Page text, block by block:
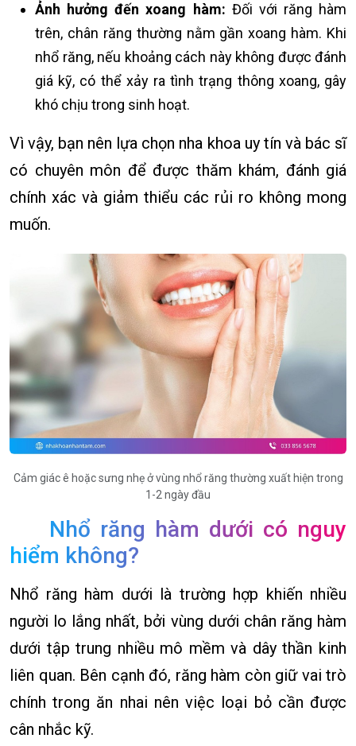
Ảnh hưởng đến xoang hàm: Đối với răng hàm
trên, chân răng thường nằm gần xoang hàm. Khi
nhổ răng, nếu khoảng cách này không được đánh
giá kỹ, có thể xảy ra tình trạng thông xoang, gây
khó chịu trong sinh hoạt.
Vì vậy, bạn nên lựa chọn nha khoa uy tín và bác sĩ
có chuyên môn để được thăm khám, đánh giá
chính xác và giảm thiểu các rủi ro không mong
muốn.
Cảm giác ê hoặc sưng nhẹ ở vùng nhổ răng thường xuất hiện trong
1-2 ngày đầu
Nhổ răng hàm dưới có nguy
hiểm không?
Nhổ răng hàm dưới là trường hợp khiến nhiều
người lo lắng nhất, bởi vùng dưới chân răng hàm
dưới tập trung nhiều mô mềm và dây thần kinh
liên quan. Bên cạnh đó, răng hàm còn giữ vai trò
chính trong ăn nhai nên việc loại bỏ cần được
cân nhắc kỹ.